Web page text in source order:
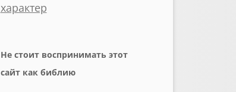
характер
Не стоит воспринимать этот
сайт как библию